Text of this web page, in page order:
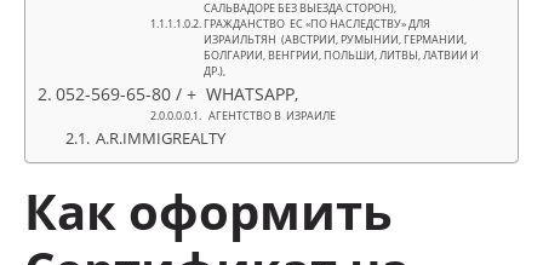
САЛЬВАДОРЕ БЕЗ ВЫЕЗДА СТОРОН),
ГРАЖДАНСТВО ЕC «ПО НАСЛЕДСТВУ» ДЛЯ
ИЗРАИЛЬТЯН (АВСТРИИ, РУМЫНИИ, ГЕРМАНИИ,
БОЛГАРИИ, ВЕНГРИИ, ПОЛЬШИ, ЛИТВЫ, ЛАТВИИ И
ДР.),
052-569-65-80 / + WHATSAPP,
АГЕНТСТВО В ИЗРАИЛЕ
A.R.IMMIGREALTY
Как оформить